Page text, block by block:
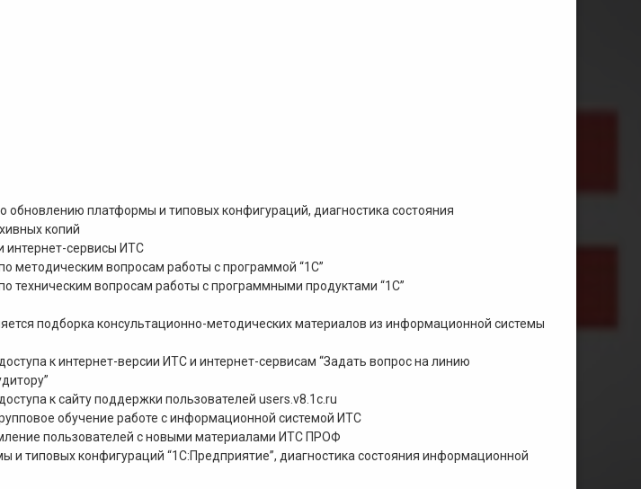
обновлению платформы и типовых конфигураций, диагностика состояния
копий
интернет-сервисы ИТС
методическим вопросам работы с программой “1С”
техническим вопросам работы с программными продуктами “1С”
подборка консультационно-методических материалов из информационной системы
к интернет-версии ИТС и интернет-сервисам “Задать вопрос на линию
к сайту поддержки пользователей users.v8.1c.ru
обучение работе с информационной системой ИТС
пользователей с новыми материалами ИТС ПРОФ
и типовых конфигураций “1С:Предприятие”, диагностика состояния информационной